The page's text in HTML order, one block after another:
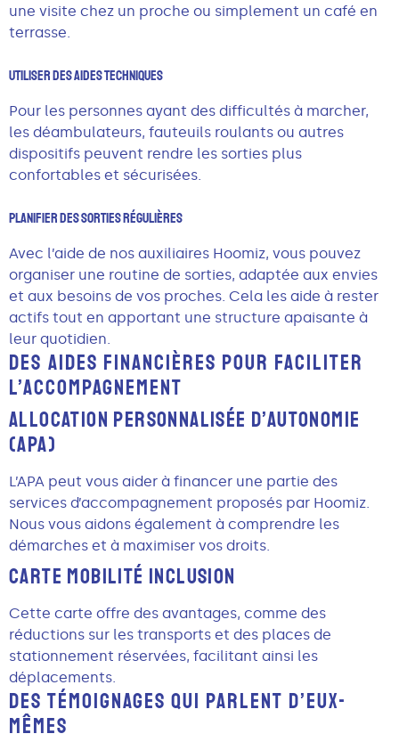
une visite chez un proche ou simplement un café en
terrasse.
Utiliser Des Aides Techniques
Pour les personnes ayant des difficultés à marcher,
les déambulateurs, fauteuils roulants ou autres
dispositifs peuvent rendre les sorties plus
confortables et sécurisées.
Planifier Des Sorties Régulières
Avec l’aide de nos auxiliaires Hoomiz, vous pouvez
organiser une routine de sorties, adaptée aux envies
et aux besoins de vos proches. Cela les aide à rester
actifs tout en apportant une structure apaisante à
leur quotidien.
DES AIDES FINANCIÈRES POUR FACILITER
L’ACCOMPAGNEMENT
Allocation Personnalisée d’Autonomie
(APA)
L’APA peut vous aider à financer une partie des
services d’accompagnement proposés par Hoomiz.
Nous vous aidons également à comprendre les
démarches et à maximiser vos droits.
Carte Mobilité Inclusion
Cette carte offre des avantages, comme des
réductions sur les transports et des places de
stationnement réservées, facilitant ainsi les
déplacements.
DES TÉMOIGNAGES QUI PARLENT D’EUX-
MÊMES